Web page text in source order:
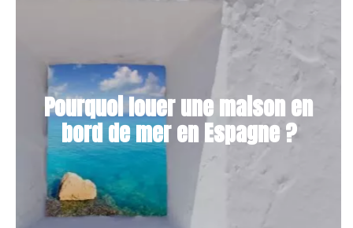
Pourquoi louer une maison en
bord de mer en Espagne ?